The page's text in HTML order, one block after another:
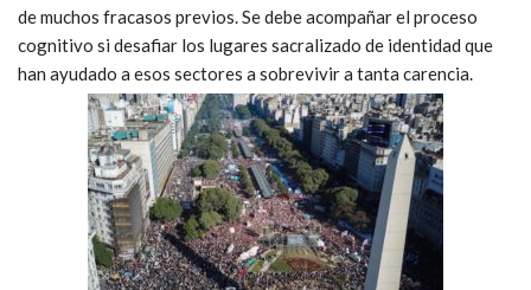
de muchos fracasos previos. Se debe acompañar el proceso
cognitivo si desafiar los lugares sacralizado de identidad que
han ayudado a esos sectores a sobrevivir a tanta carencia.